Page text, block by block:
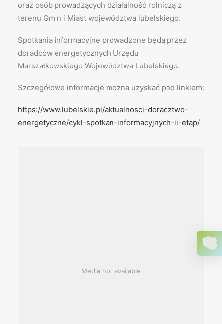
oraz osób prowadzących działalność rolniczą z
terenu Gmin i Miast województwa lubelskiego.
Spotkania informacyjne prowadzone będą przez
doradców energetycznych Urzędu
Marszałkowskiego Województwa Lubelskiego.
Szczegółowe informacje można uzyskać pod linkiem:
https://www.lubelskie.pl/aktualnosci-doradztwo-
energetyczne/cykl-spotkan-informacyjnych-ii-etap/
Media not available